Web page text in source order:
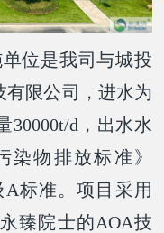
位是我司与城投
有限公司，进水为
30000t/d，出水水
染物排放标准》
A标准。项目采用
臻院士的AOA技